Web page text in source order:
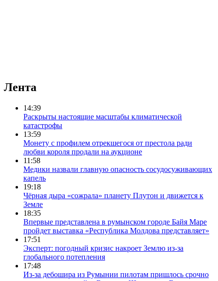
Лента
14:39
Раскрыты настоящие масштабы климатической
катастрофы
13:59
Монету с профилем отрекшегося от престола ради
любви короля продали на аукционе
11:58
Медики назвали главную опасность сосудосуживающих
капель
19:18
Чёрная дыра «сожрала» планету Плутон и движется к
Земле
18:35
Впервые представлена в румынском городе Байя Маре
пройдет выставка «Республика Молдова представляет»
17:51
Эксперт: погодный кризис накроет Землю из-за
глобального потепления
17:48
Из-за дебошира из Румынии пилотам пришлось срочно